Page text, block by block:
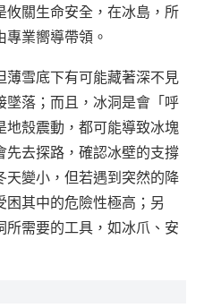
攸關生命安全，在冰島，所
業嚮導帶領。
薄雪底下有可能藏著深不見
墜落；而且，冰洞是會「呼
地殼震動，都可能導致冰塊
先去探路，確認冰壁的支撐
天變小，但若遇到突然的降
其中的危險性極高；另
需要的工具，如冰爪、安